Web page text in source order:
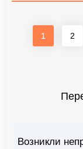
1 2
Возникли